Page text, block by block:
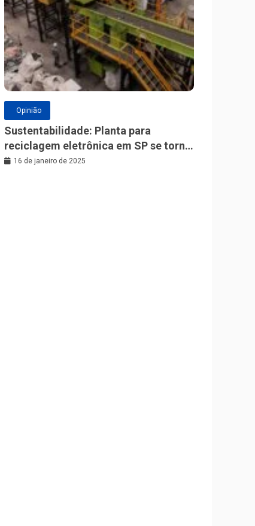
Opinião
Sustentabilidade: Planta para
reciclagem eletrônica em SP se torna
a maior da América Latina
16 de janeiro de 2025